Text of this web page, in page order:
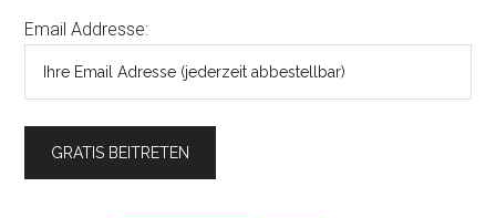
Email Addresse: